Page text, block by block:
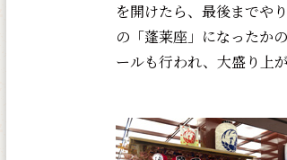
を開けたら、最後までや
の「蓬莱座」になったか
ールも行われ、大盛り上